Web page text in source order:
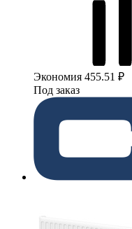
Экономия 455.51 ₽
Под заказ